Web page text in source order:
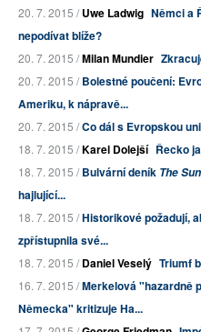
20. 7. 2015 /Uwe Ladwig Němci a
nepodívat blíže?
20. 7. 2015 /Milan Mundier
20. 7. 2015 /Bolestné poučení:
Ameriku, k nápravě...
20. 7. 2015 /Co dál s Evropskou
18. 7. 2015 /Karel Dolejší Řecko
18. 7. 2015 /Bulvární deník The Sun
hajlující...
18. 7. 2015 /Historikové požadují,
zpřístupnila své...
18. 7. 2015 /Daniel Veselý Triumf
16. 7. 2015 /Merkelová "hazardně
Německa" kritizuje Ha...